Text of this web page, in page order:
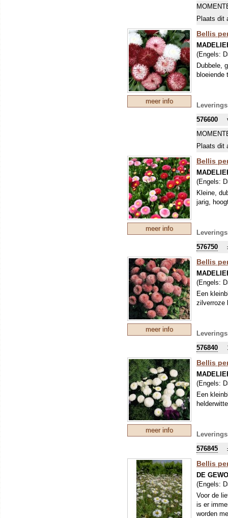
Plaats dit
meer info
Bellis
(Engels:
Dubbele,
bloeiende
576600
Plaats dit
meer info
Bellis
(Engels:
Kleine,
jarig,
576750
meer info
Bellis
(Engels:
Een
zilverroze
576840
meer info
Bellis
(Engels:
Een
576845
Bellis
DE
(Engels:
Voor de
is er
worden